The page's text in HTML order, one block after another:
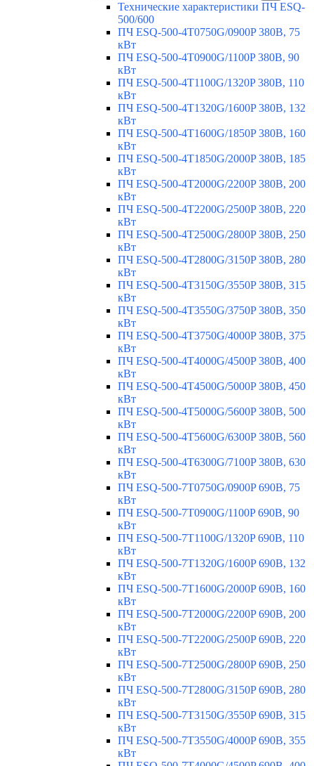
Технические характеристики ПЧ ESQ-
500/600
ПЧ ESQ-500-4T0750G/0900P 380В, 75
кВт
ПЧ ESQ-500-4T0900G/1100P 380В, 90
кВт
ПЧ ESQ-500-4T1100G/1320P 380В, 110
кВт
ПЧ ESQ-500-4T1320G/1600P 380В, 132
кВт
ПЧ ESQ-500-4T1600G/1850P 380В, 160
кВт
ПЧ ESQ-500-4T1850G/2000P 380В, 185
кВт
ПЧ ESQ-500-4T2000G/2200P 380В, 200
кВт
ПЧ ESQ-500-4T2200G/2500P 380В, 220
кВт
ПЧ ESQ-500-4T2500G/2800P 380В, 250
кВт
ПЧ ESQ-500-4T2800G/3150P 380В, 280
кВт
ПЧ ESQ-500-4T3150G/3550P 380В, 315
кВт
ПЧ ESQ-500-4T3550G/3750P 380В, 350
кВт
ПЧ ESQ-500-4T3750G/4000P 380В, 375
кВт
ПЧ ESQ-500-4T4000G/4500P 380В, 400
кВт
ПЧ ESQ-500-4T4500G/5000P 380В, 450
кВт
ПЧ ESQ-500-4T5000G/5600P 380В, 500
кВт
ПЧ ESQ-500-4T5600G/6300P 380В, 560
кВт
ПЧ ESQ-500-4T6300G/7100P 380В, 630
кВт
ПЧ ESQ-500-7T0750G/0900P 690В, 75
кВт
ПЧ ESQ-500-7T0900G/1100P 690В, 90
кВт
ПЧ ESQ-500-7T1100G/1320P 690В, 110
кВт
ПЧ ESQ-500-7T1320G/1600P 690В, 132
кВт
ПЧ ESQ-500-7T1600G/2000P 690В, 160
кВт
ПЧ ESQ-500-7T2000G/2200P 690В, 200
кВт
ПЧ ESQ-500-7T2200G/2500P 690В, 220
кВт
ПЧ ESQ-500-7T2500G/2800P 690В, 250
кВт
ПЧ ESQ-500-7T2800G/3150P 690В, 280
кВт
ПЧ ESQ-500-7T3150G/3550P 690В, 315
кВт
ПЧ ESQ-500-7T3550G/4000P 690В, 355
кВт